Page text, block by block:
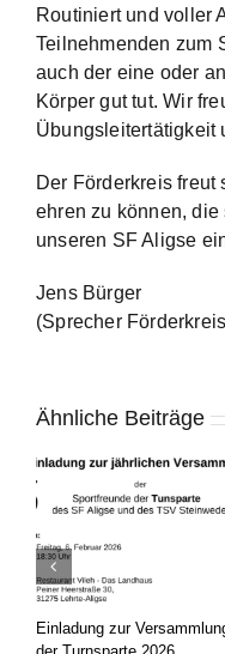
Routiniert und voller
Teilnehmenden zum
auch der eine oder
Körper gut tut. Wir
Übungsleitertätigkeit
Der Förderkreis freut
ehren zu können,
unseren SF Aligse
Jens Bürger
(Sprecher
Ähnliche Beiträge
Einladung zur